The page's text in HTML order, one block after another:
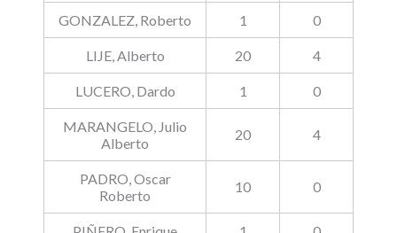
GONZALEZ, Roberto 1 0
LIJE, Alberto 20 4
LUCERO, Dardo 1 0
MARANGELO, Julio
Alberto
20 4
PADRO, Oscar
Roberto
10 0